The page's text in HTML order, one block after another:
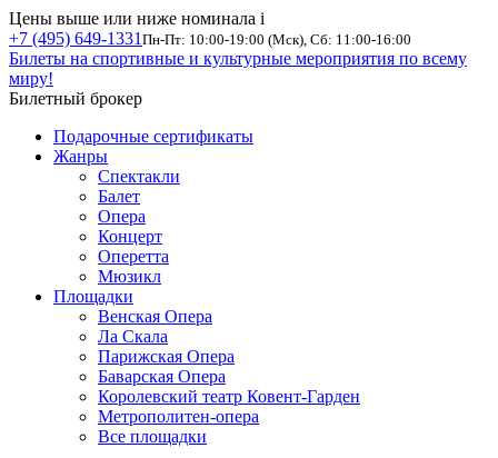
Цены выше или ниже номинала i
+7 (495) 649-1331 Пн-Пт: 10:00-19:00 (Мск), Сб: 11:00-16:00
Билеты на спортивные и культурные мероприятия по всему
миру!
Билетный брокер
Подарочные сертификаты
Жанры
Спектакли
Балет
Опера
Концерт
Оперетта
Мюзикл
Площадки
Венская Опера
Ла Скала
Парижская Опера
Баварская Опера
Королевский театр Ковент-Гарден
Метрополитен-опера
Все площадки